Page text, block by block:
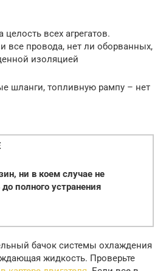
всех агрегатов.
все провода, нет ли оборванных,
изоляцией
шланги, топливную рампу – нет
ни в коем случае не
полного устранения
бачок системы охлаждения
жидкость. Проверьте